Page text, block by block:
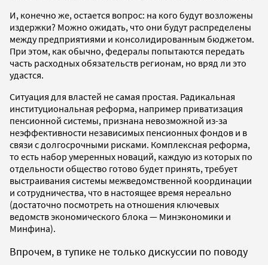
И, конечно же, остается вопрос: на кого будут возложены
издержки? Можно ожидать, что они будут распределены
между предприятиями и консолидированным бюджетом.
При этом, как обычно, федералы попытаются передать
часть расходных обязательств регионам, но вряд ли это
удастся.
Ситуация для властей не самая простая. Радикальная
институциональная реформа, например приватизация
пенсионной системы, признана невозможной из-за
неэффективности независимых пенсионных фондов и в
связи с долгосрочными рисками. Комплексная реформа,
то есть набор умеренных новаций, каждую из которых по
отдельности общество готово будет принять, требует
выстраивания системы межведомственной координации
и сотрудничества, что в настоящее время нереально
(достаточно посмотреть на отношения ключевых
ведомств экономического блока — Мин­экономики и
Минфина).
Впрочем, в тупике не только дискуссии по поводу